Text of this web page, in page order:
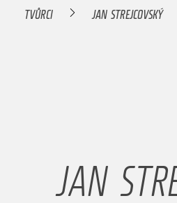
TVŮRCI JAN STREJCOVSKÝ
JAN